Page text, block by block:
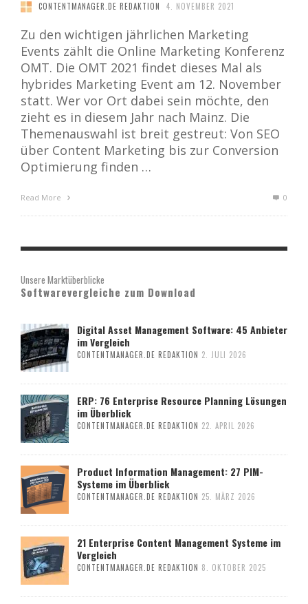
CONTENTMANAGER.DE REDAKTION 4. NOVEMBER 2021
Zu den wichtigen jährlichen Marketing
Events zählt die Online Marketing Konferenz
OMT. Die OMT 2021 findet dieses Mal als
hybrides Marketing Event am 12. November
statt. Wer vor Ort dabei sein möchte, den
zieht es in diesem Jahr nach Mainz. Die
Themenauswahl ist breit gestreut: Von SEO
über Content Marketing bis zur Conversion
Optimierung finden …
Read More 0
Unsere Marktüberblicke
Softwarevergleiche zum Download
Digital Asset Management Software: 45 Anbieter
im Vergleich
CONTENTMANAGER.DE REDAKTION 2. JULI 2026
ERP: 76 Enterprise Resource Planning Lösungen
im Überblick
CONTENTMANAGER.DE REDAKTION 22. APRIL 2026
Product Information Management: 27 PIM-
Systeme im Überblick
CONTENTMANAGER.DE REDAKTION 25. MÄRZ 2026
21 Enterprise Content Management Systeme im
Vergleich
CONTENTMANAGER.DE REDAKTION 8. OKTOBER 2025